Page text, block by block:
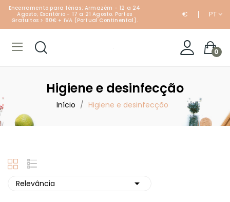
Encerramento para férias: Armazém - 12 a 24
Agosto; Escritório - 17 a 21 Agosto. Portes
Gratuitos > 80€ + IVA (Portual Continental).
€ PT
0
Higiene e desinfecção
Início Higiene e desinfecção
Relevância 